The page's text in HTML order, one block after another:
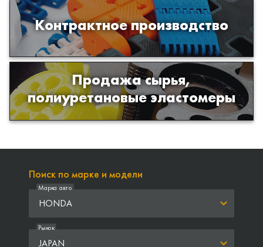
Контрактное производство
Производство изделий из пластиков
и полимеров по образцам либо
чертежам заказчика
Продажа сырья,
полиуретановые эластомеры
Продажа сырья для производства
изделий из полиуретана
Поиск по марке и модели
HONDA
Марка авто
JAPAN
Рынок